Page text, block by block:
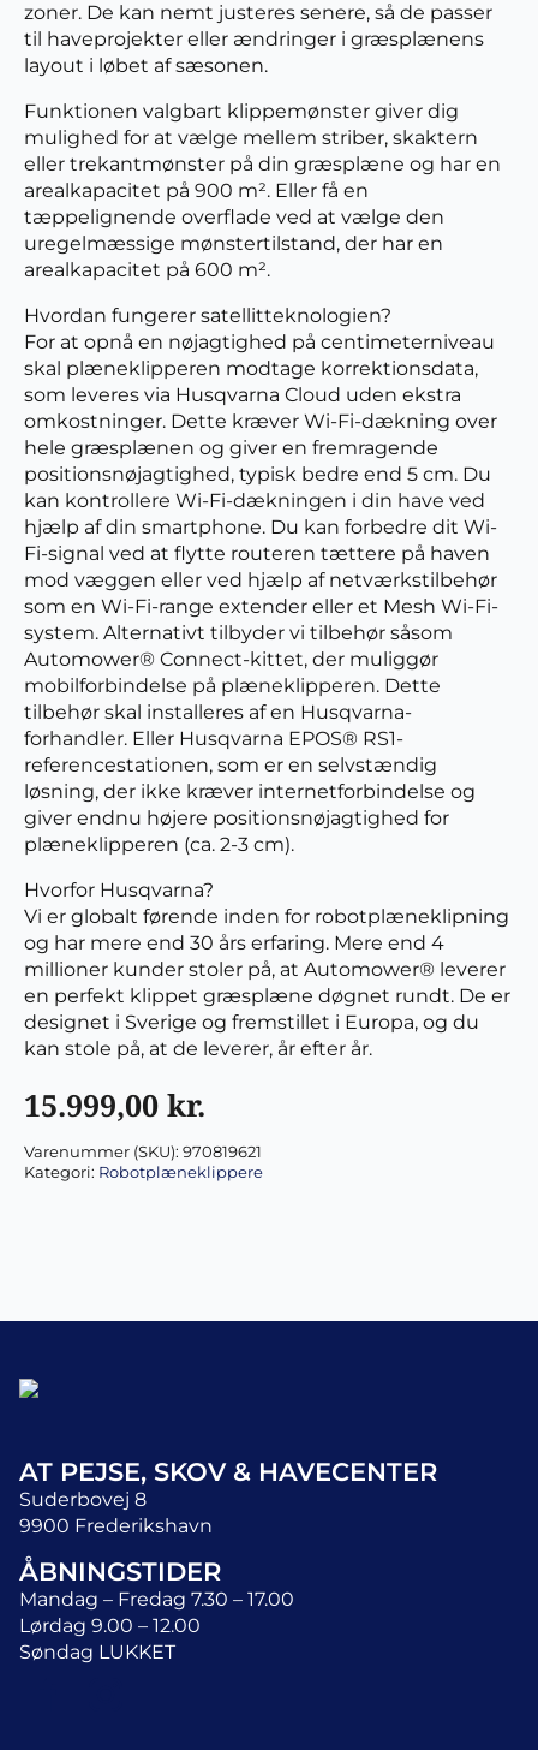
zoner. De kan nemt justeres senere, så de passer
til haveprojekter eller ændringer i græsplænens
layout i løbet af sæsonen.
Funktionen valgbart klippemønster giver dig
mulighed for at vælge mellem striber, skaktern
eller trekantmønster på din græsplæne og har en
arealkapacitet på 900 m². Eller få en
tæppelignende overflade ved at vælge den
uregelmæssige mønstertilstand, der har en
arealkapacitet på 600 m².
Hvordan fungerer satellitteknologien?
For at opnå en nøjagtighed på centimeterniveau
skal plæneklipperen modtage korrektionsdata,
som leveres via Husqvarna Cloud uden ekstra
omkostninger. Dette kræver Wi-Fi-dækning over
hele græsplænen og giver en fremragende
positionsnøjagtighed, typisk bedre end 5 cm. Du
kan kontrollere Wi-Fi-dækningen i din have ved
hjælp af din smartphone. Du kan forbedre dit Wi-
Fi-signal ved at flytte routeren tættere på haven
mod væggen eller ved hjælp af netværkstilbehør
som en Wi-Fi-range extender eller et Mesh Wi-Fi-
system. Alternativt tilbyder vi tilbehør såsom
Automower® Connect-kittet, der muliggør
mobilforbindelse på plæneklipperen. Dette
tilbehør skal installeres af en Husqvarna-
forhandler. Eller Husqvarna EPOS® RS1-
referencestationen, som er en selvstændig
løsning, der ikke kræver internetforbindelse og
giver endnu højere positionsnøjagtighed for
plæneklipperen (ca. 2-3 cm).
Hvorfor Husqvarna?
Vi er globalt førende inden for robotplæneklipning
og har mere end 30 års erfaring. Mere end 4
millioner kunder stoler på, at Automower® leverer
en perfekt klippet græsplæne døgnet rundt. De er
designet i Sverige og fremstillet i Europa, og du
kan stole på, at de leverer, år efter år.
15.999,00 kr.
Varenummer (SKU): 970819621
Kategori: Robotplæneklippere
AT PEJSE, SKOV & HAVECENTER
Suderbovej 8
9900 Frederikshavn
ÅBNINGSTIDER
Mandag – Fredag 7.30 – 17.00
Lørdag 9.00 – 12.00
Søndag LUKKET